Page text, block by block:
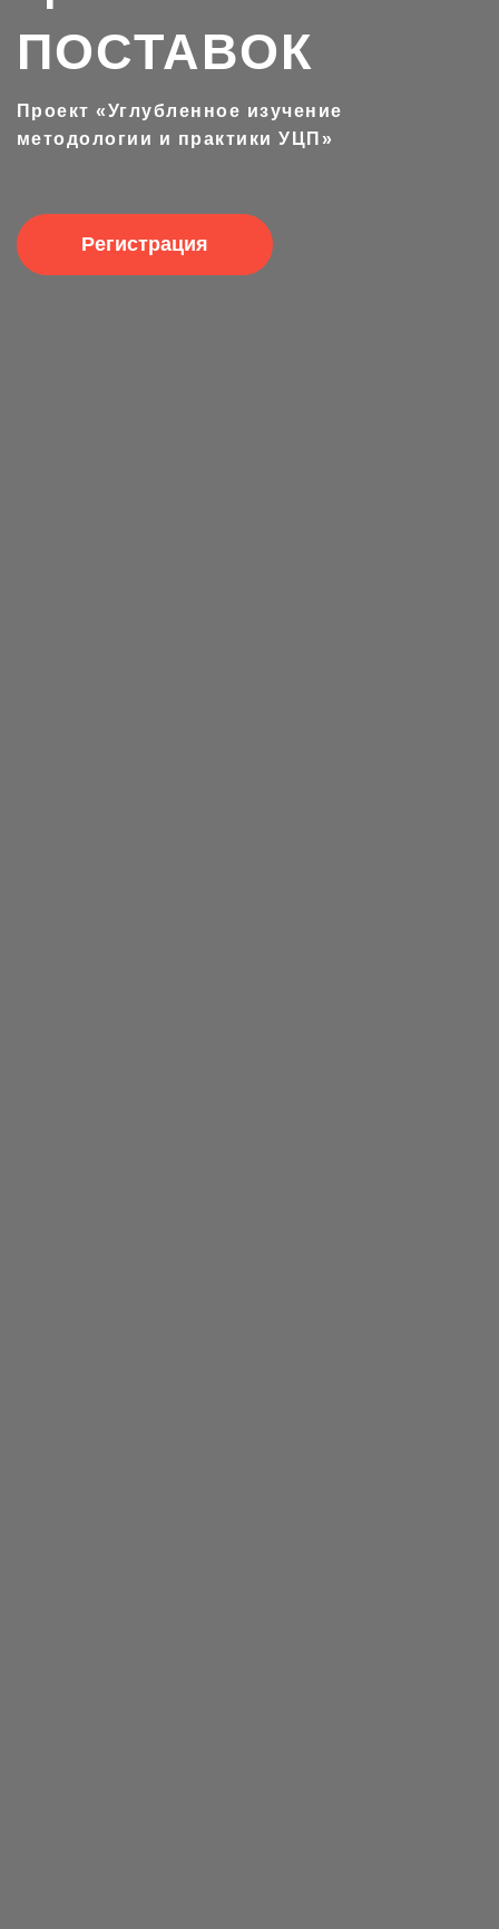
ПОСТАВОК
Проект «Углубленное изучение
методологии и практики УЦП»
Регистрация